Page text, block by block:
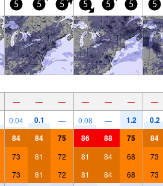
5 5 5 5 5 5 5
— — — — — — —
0.04 0.1 — 0.08 — 1.2 0.2
84 84 75 86 88 75 84
73 81 72 81 84 68 73
73 81 72 81 84 68 73